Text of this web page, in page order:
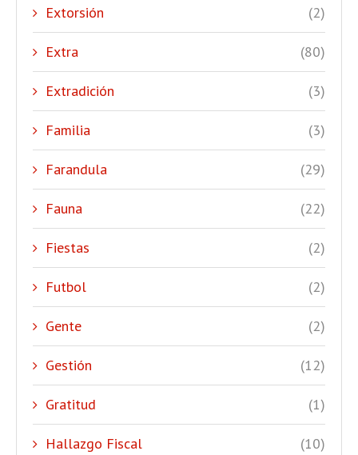
Extorsión (2)
Extra (80)
Extradición (3)
Familia (3)
Farandula (29)
Fauna (22)
Fiestas (2)
Futbol (2)
Gente (2)
Gestión (12)
Gratitud (1)
Hallazgo Fiscal (10)